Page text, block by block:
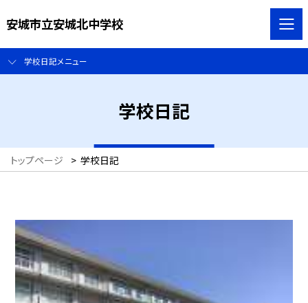
安城市立安城北中学校
学校日記メニュー
学校日記
トップページ > 学校日記